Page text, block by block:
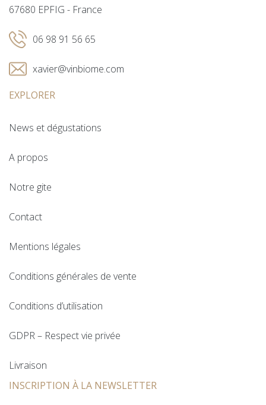
67680 EPFIG - France
06 98 91 56 65
xavier@vinbiome.com
EXPLORER
News et dégustations
A propos
Notre gite
Contact
Mentions légales
Conditions générales de vente
Conditions d’utilisation
GDPR – Respect vie privée
Livraison
INSCRIPTION À LA NEWSLETTER